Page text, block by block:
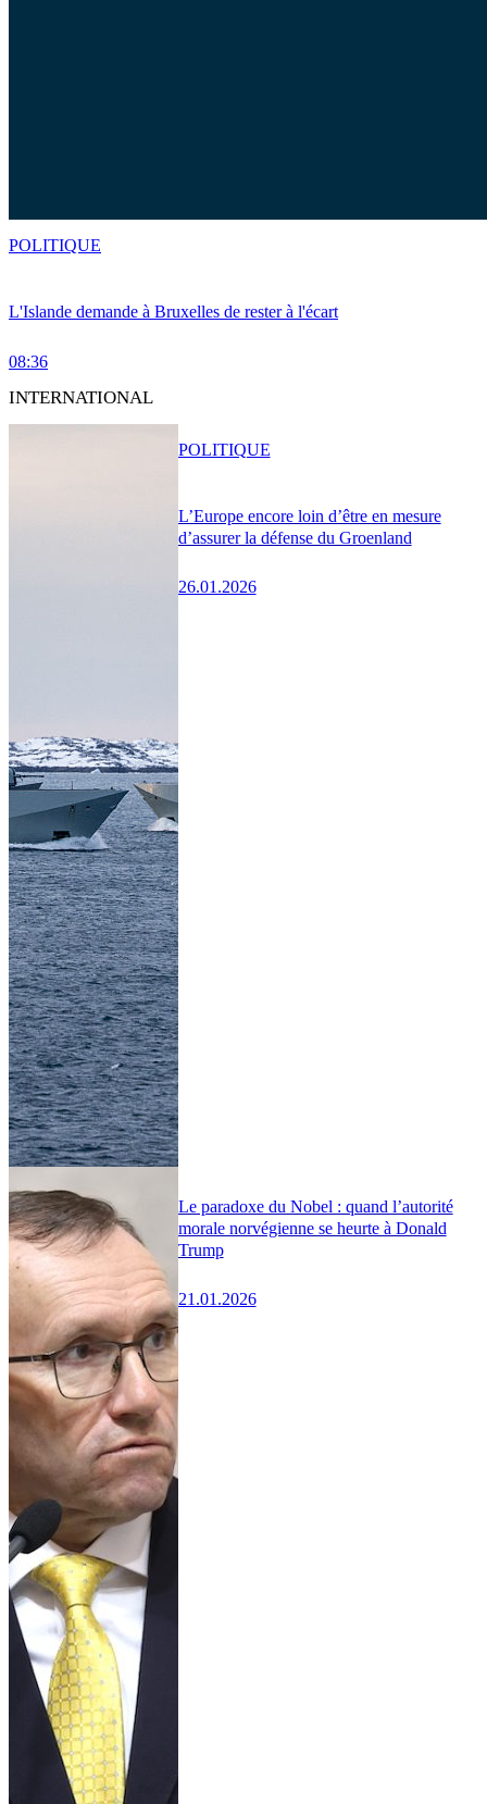
L'Islande demande à Bruxelles de rester à l'écart
08:36
POLITIQUE
INTERNATIONAL
L’Europe encore loin d’être en mesure
d’assurer la défense du Groenland
26.01.2026
POLITIQUE
Le paradoxe du Nobel : quand l’autorité
morale norvégienne se heurte à Donald
Trump
21.01.2026